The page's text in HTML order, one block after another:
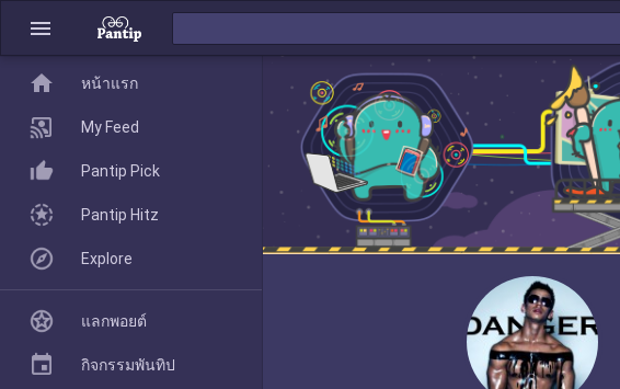
menu
home
Pantip Pick
home หน้าแรก
My Feed
Pantip Pick
Pantip Hitz
Explore
แลกพอยต์
กิจกรรมพันทิป